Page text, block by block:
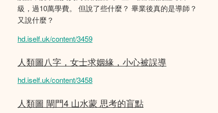
級，過10萬學費。 但說了些什麼？ 畢業後真的是導師？
又說什麼？
hd.iself.uk/content/3459
人類圖八字，女士求姻緣，小心被誤導
hd.iself.uk/content/3458
人類圖 閘門4 山水蒙 思考的盲點